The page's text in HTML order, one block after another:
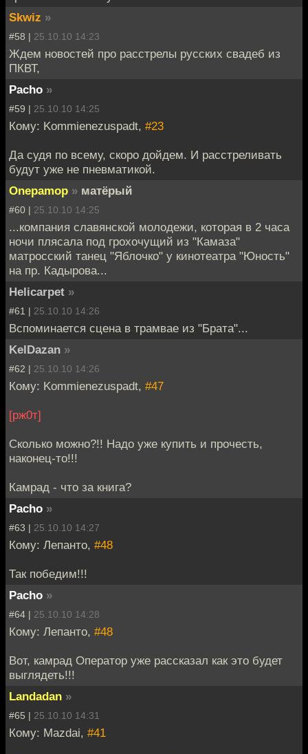
Skwiz »
#58 | 25.10.10 14:23
Ждем новостей про расстрелы русских свадеб из
ПКВТ,
Pacho »
#59 | 25.10.10 14:25
Кому: Kommienezuspadt, #23
Да судя по всему, скоро дойдем. И расстреливать
будут уже не пневматикой.
Onepamop » матёрый
#60 | 25.10.10 14:25
...компания славянской молодежи, которая в 2 часа
ночи плясала под грохочущий из "Камаза"
матросский танец "Яблочко" у кинотеатра "Юность"
на пр. Кадырова...
Helicarpet »
#61 | 25.10.10 14:26
Вспоминается сцена в трамвае из "Брата"...
KelDazan »
#62 | 25.10.10 14:26
Кому: Kommienezuspadt, #47
[рж0т]
Сколько можно?!! Надо уже купить и прочесть,
наконец-то!!!
Камрад - что за книга?
Pacho »
#63 | 25.10.10 14:27
Кому: Лепанто, #48
Так победим!!!
Pacho »
#64 | 25.10.10 14:28
Кому: Лепанто, #48
Вот, камрад Оператор уже рассказал как это будет
выглядеть!!!
Landadan »
#65 | 25.10.10 14:31
Кому: Mazdai, #41